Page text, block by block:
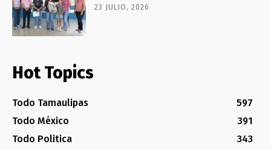
23 JULIO, 2026
Hot Topics
Todo Tamaulipas
597
Todo México
391
Todo Politica
343